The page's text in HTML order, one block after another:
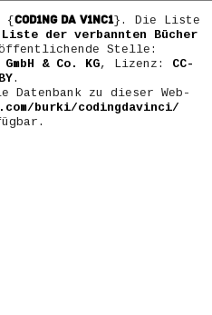
{COD1NG DA V1NC1}. Die Liste
Liste der verbannten Bücher
Stelle:
& Co. KG, Lizenz: CC-
BY.
Datenbank zu dieser Web-
burki/codingdavinci/